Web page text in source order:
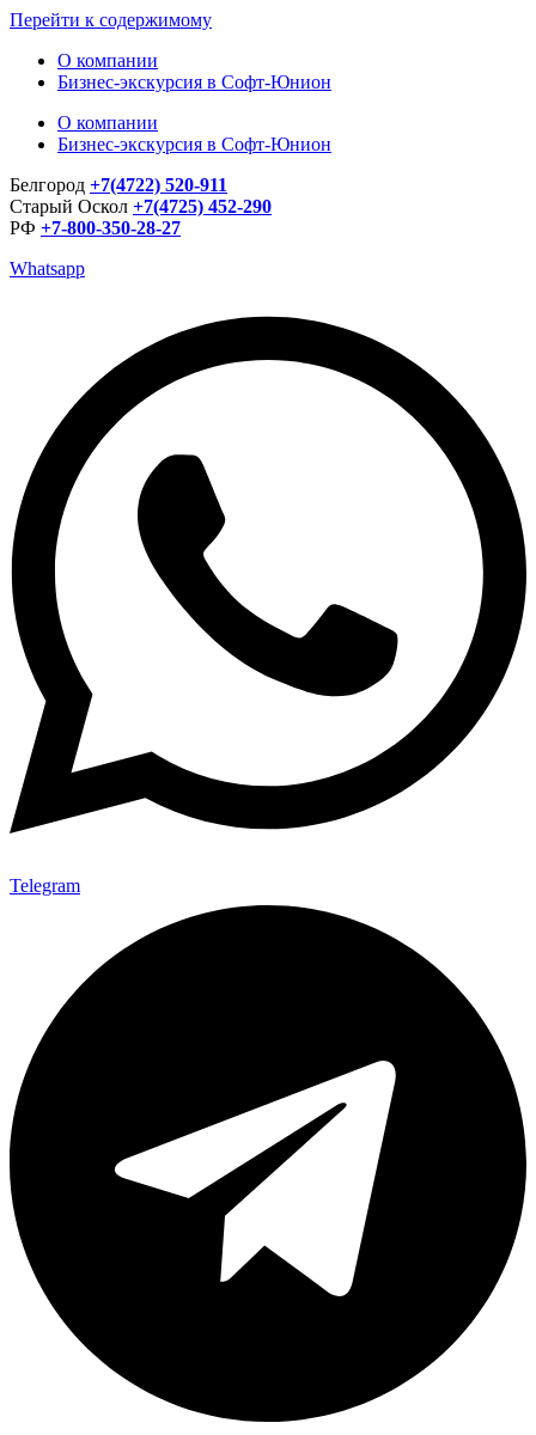
Перейти к содержимому
О компании
Бизнес-экскурсия в Софт-Юнион
О компании
Бизнес-экскурсия в Софт-Юнион
Белгород +7(4722) 520-911
Старый Оскол +7(4725) 452-290
РФ +7-800-350-28-27
Whatsapp
Telegram